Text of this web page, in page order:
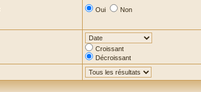
Oui Non
Croissant
Décroissant